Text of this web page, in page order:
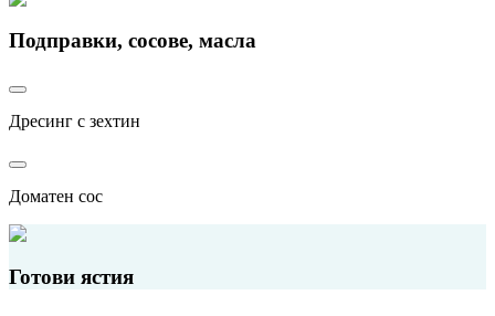
Подправки, сосове, масла
Дресинг с зехтин
Доматен сос
Готови ястия